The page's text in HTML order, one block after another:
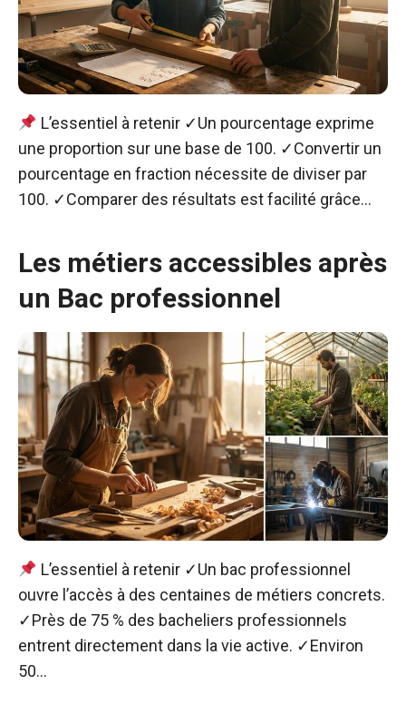
L’essentiel à retenir ✓Un pourcentage exprime
une proportion sur une base de 100. ✓Convertir un
pourcentage en fraction nécessite de diviser par
100. ✓Comparer des résultats est facilité grâce…
Les métiers accessibles après
un Bac professionnel
L’essentiel à retenir ✓Un bac professionnel
ouvre l’accès à des centaines de métiers concrets.
✓Près de 75 % des bacheliers professionnels
entrent directement dans la vie active. ✓Environ
50…